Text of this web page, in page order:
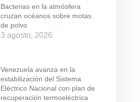
Bacterias en la atmósfera
cruzan océanos sobre motas
de polvo
3 agosto, 2026
Venezuela avanza en la
estabilización del Sistema
Eléctrico Nacional con plan de
recuperación termoeléctrica